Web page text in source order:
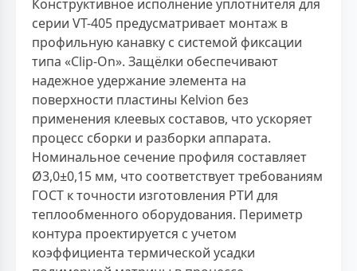
Конструктивное исполнение уплотнителя для
серии VT-405 предусматривает монтаж в
профильную канавку с системой фиксации
типа «Clip-On». Защёлки обеспечивают
надежное удержание элемента на
поверхности пластины Kelvion без
применения клеевых составов, что ускоряет
процесс сборки и разборки аппарата.
Номинальное сечение профиля составляет
Ø3,0±0,15 мм, что соответствует требованиям
ГОСТ к точности изготовления РТИ для
теплообменного оборудования. Периметр
контура проектируется с учетом
коэффициента термической усадки